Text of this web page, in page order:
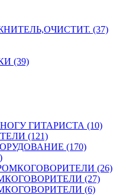
(37)
(39)
ГИТАРИСТА (10)
(121)
(170)
(26)
(27)
(6)